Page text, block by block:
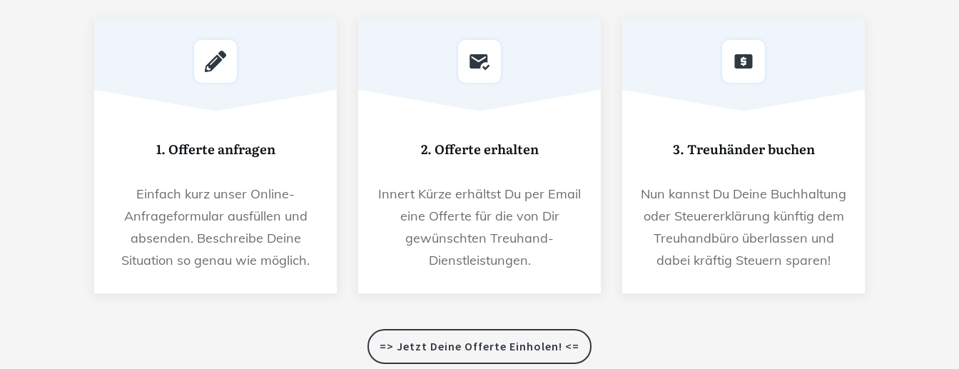
1. Offerte anfragen
Einfach kurz unser Online-
Anfrageformular ausfüllen und
absenden. Beschreibe Deine
Situation so genau wie möglich.
2. Offerte erhalten
Innert Kürze erhältst Du per Email
eine Offerte für die von Dir
gewünschten Treuhand-
Dienstleistungen.
3. Treuhänder buchen
Nun kannst Du Deine Buchhaltung
oder Steuererklärung künftig dem
Treuhandbüro überlassen und
dabei kräftig Steuern sparen!
=> Jetzt Deine Offerte Einholen! <=